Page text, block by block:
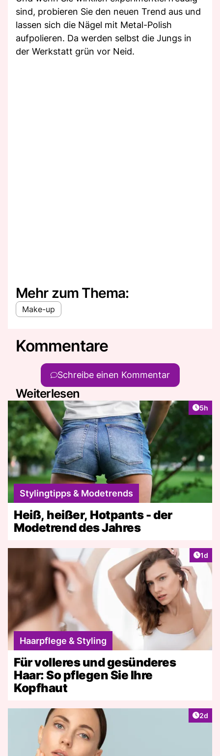
sind, probieren Sie den neuen Trend aus und
lassen sich die Nägel mit Metal-Polish
aufpolieren. Da werden selbst die Jungs in
der Werkstatt grün vor Neid.
Mehr zum Thema:
Make-up
Kommentare
Schreibe einen Kommentar
Weiterlesen
5h
Stylingtipps & Modetrends
Heiß, heißer, Hotpants - der
Modetrend des Jahres
1d
Haarpflege & Styling
Für volleres und gesünderes
Haar: So pflegen Sie Ihre
Kopfhaut
2d